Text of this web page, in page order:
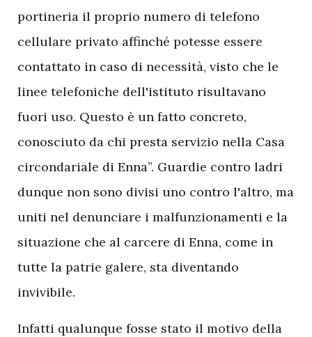
portineria il proprio numero di telefono
cellulare privato affinché potesse essere
contattato in caso di necessità, visto che le
linee telefoniche dell'istituto risultavano
fuori uso. Questo è un fatto concreto,
conosciuto da chi presta servizio nella Casa
circondariale di Enna”. Guardie contro ladri
dunque non sono divisi uno contro l'altro, ma
uniti nel denunciare i malfunzionamenti e la
situazione che al carcere di Enna, come in
tutte la patrie galere, sta diventando
invivibile.
Infatti qualunque fosse stato il motivo della